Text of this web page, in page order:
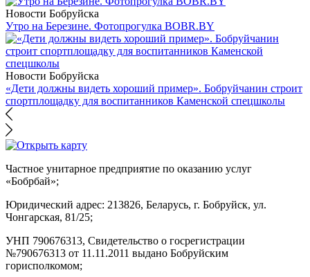
Новости Бобруйска
Утро на Березине. Фотопрогулка BOBR.BY
Новости Бобруйска
«Дети должны видеть хороший пример». Бобруйчанин строит
спортплощадку для воспитанников Каменской спецшколы
Частное унитарное предприятие по оказанию услуг
«Бобрбай»;
Юридический адрес: 213826, Беларусь, г. Бобруйск, ул.
Чонгарская, 81/25;
УНП 790676313, Свидетельство о госрегистрации
№790676313 от 11.11.2011 выдано Бобруйским
горисполкомом;